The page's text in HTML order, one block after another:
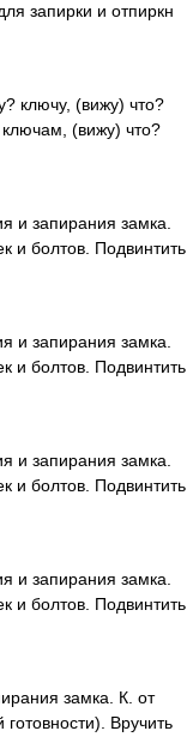
запирки и отпиркн
ключу, (вижу) что?
(вижу) что?
и запирания замка.
и болтов. Подвинтить
и запирания замка.
и болтов. Подвинтить
и запирания замка.
и болтов. Подвинтить
и запирания замка.
и болтов. Подвинтить
замка. К. от
Вручить